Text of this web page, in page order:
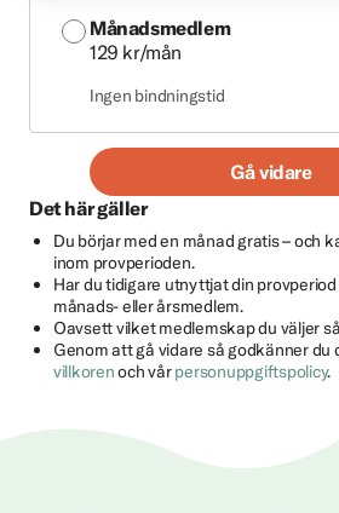
Månadsmedlem
129 kr/mån
Ingen bindningstid
Gå vidare
Det här gäller
Du börjar med en månad gratis – och
inom provperioden.
Har du tidigare utnyttjat din
månads- eller årsmedlem.
Oavsett vilket medlemskap du väljer
Genom att gå vidare så godkänner du
villkorenoch vårpersonuppgiftspolicy.